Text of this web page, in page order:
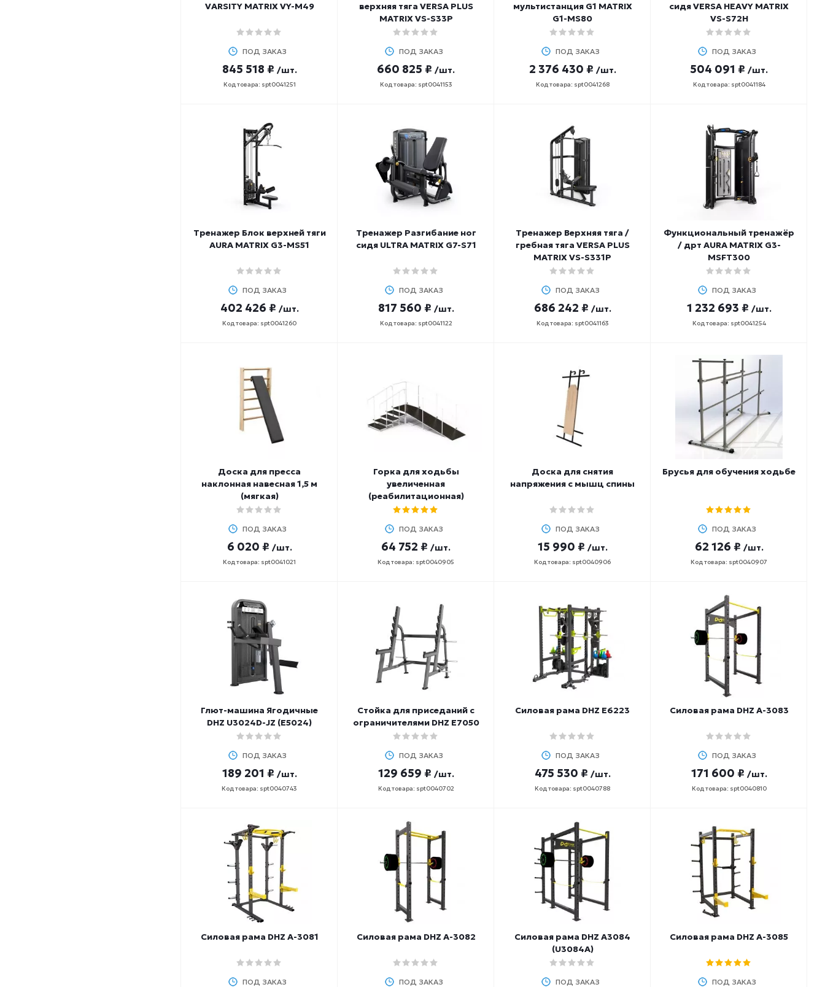
VARSITY MATRIX VY-M49
ПОД ЗАКАЗ
845 518 ₽ /шт.
Код товара: spt0041251
верхняя тяга VERSA PLUS
MATRIX VS-S33P
ПОД ЗАКАЗ
660 825 ₽ /шт.
Код товара: spt0041153
мультистанция G1 MATRIX
G1-MS80
ПОД ЗАКАЗ
2 376 430 ₽ /шт.
Код товара: spt0041268
сидя VERSA HEAVY MATRIX
VS-S72H
ПОД ЗАКАЗ
504 091 ₽ /шт.
Код товара: spt0041184
Тренажер Блок верхней тяги
AURA MATRIX G3-MS51
ПОД ЗАКАЗ
402 426 ₽ /шт.
Код товара: spt0041260
Тренажер Разгибание ног
сидя ULTRA MATRIX G7-S71
ПОД ЗАКАЗ
817 560 ₽ /шт.
Код товара: spt0041122
Тренажер Верхняя тяга /
гребная тяга VERSA PLUS
MATRIX VS-S331P
ПОД ЗАКАЗ
686 242 ₽ /шт.
Код товара: spt0041163
Функциональный тренажёр
/ дрт AURA MATRIX G3-
MSFT300
ПОД ЗАКАЗ
1 232 693 ₽ /шт.
Код товара: spt0041254
Доска для пресса
наклонная навесная 1,5 м
(мягкая)
ПОД ЗАКАЗ
6 020 ₽ /шт.
Код товара: spt0041021
Горка для ходьбы
увеличенная
(реабилитационная)
ПОД ЗАКАЗ
64 752 ₽ /шт.
Код товара: spt0040905
Доска для снятия
напряжения с мышц спины
ПОД ЗАКАЗ
15 990 ₽ /шт.
Код товара: spt0040906
Брусья для обучения ходьбе
ПОД ЗАКАЗ
62 126 ₽ /шт.
Код товара: spt0040907
Глют-машина Ягодичные
DHZ U3024D-JZ (E5024)
ПОД ЗАКАЗ
189 201 ₽ /шт.
Код товара: spt0040743
Стойка для приседаний с
ограничителями DHZ E7050
ПОД ЗАКАЗ
129 659 ₽ /шт.
Код товара: spt0040702
Силовая рама DHZ E6223
ПОД ЗАКАЗ
475 530 ₽ /шт.
Код товара: spt0040788
Силовая рама DHZ A-3083
ПОД ЗАКАЗ
171 600 ₽ /шт.
Код товара: spt0040810
Силовая рама DHZ A-3081
ПОД ЗАКАЗ
Силовая рама DHZ A-3082
ПОД ЗАКАЗ
Силовая рама DHZ A3084
(U3084A)
ПОД ЗАКАЗ
Силовая рама DHZ A-3085
ПОД ЗАКАЗ